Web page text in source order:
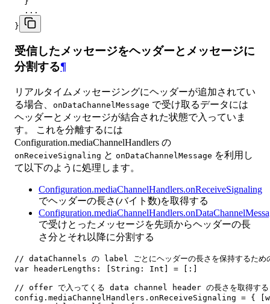
  ...
}
受信したメッセージをヘッダーとメッセージに
分割する¶
リアルタイムメッセージングにヘッダーが追加されてい
る場合、 onDataChannelMessage で受け取るデータには
ヘッダーとメッセージが結合された状態で入っていま
す。 これを分離するには
Configuration.mediaChannelHandlers の
onReceiveSignaling と onDataChannelMessage を利用し
て以下のように処理します。
Configuration.mediaChannelHandlers.onReceiveSignaling
でヘッダーの長さ(バイト数)を取得する
で受けとったメッセージを先頭からヘッダーの長
さ分とそれ以降に分割する
// dataChannels の label ごとにヘッダーの長さを保持するため
var headerLengths: [String: Int] = [:]
// offer で入ってくる data channel header の長さを取得する
config.mediaChannelHandlers.onReceiveSignaling =